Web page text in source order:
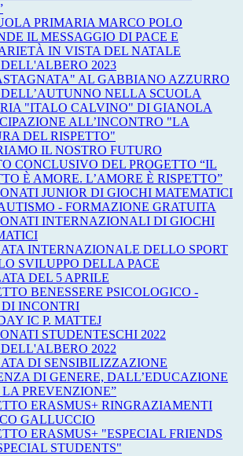
PRIMARIA MARCO POLO
IL MESSAGGIO DI PACE E
IN VISTA DEL NATALE
2023
AL GABBIANO AZZURRO
DELL’AUTUNNO NELLA SCUOLA
"ITALO CALVINO" DI GIANOLA
ALL’INCONTRO "LA
DEL RISPETTO"
IL NOSTRO FUTURO
CONCLUSIVO DEL PROGETTO “IL
È AMORE. L’AMORE È RISPETTO”
JUNIOR DI GIOCHI MATEMATICI
- FORMAZIONE GRATUITA
INTERNAZIONALI DI GIOCHI
INTERNAZIONALE DELLO SPORT
SVILUPPO DELLA PACE
DEL 5 APRILE
BENESSERE PSICOLOGICO -
INCONTRI
IC P. MATTEJ
STUDENTESCHI 2022
2022
DI SENSIBILIZZAZIONE
DI GENERE, DALL’EDUCAZIONE
LA PREVENZIONE”
ERASMUS+ RINGRAZIAMENTI
GALLUCCIO
ERASMUS+ "ESPECIAL FRIENDS
STUDENTS"